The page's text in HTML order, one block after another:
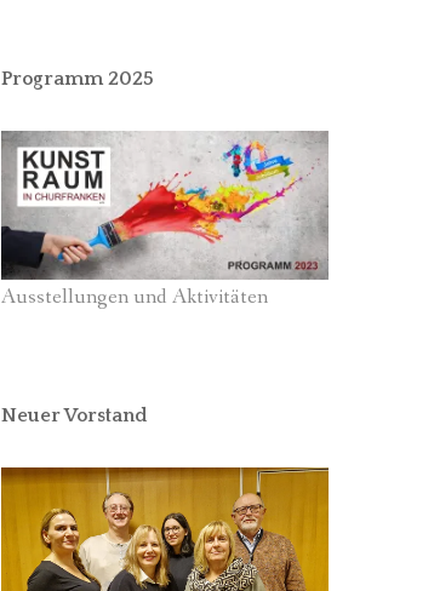
Programm 2025
Ausstellungen und Aktivitäten
Neuer Vorstand